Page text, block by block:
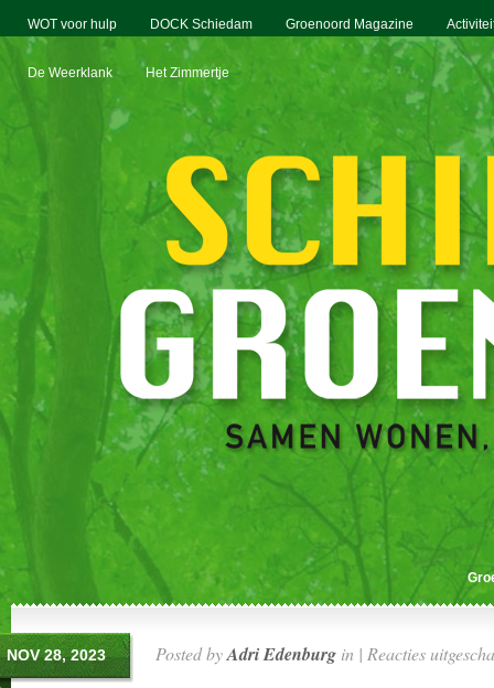
WOT voor hulp DOCK Schiedam Groenoord Magazine
De Weerklank Het Zimmertje
NOV 28, 2023 Posted byAdri Edenburg in | Reacties